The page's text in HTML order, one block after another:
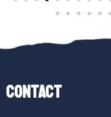
Contact